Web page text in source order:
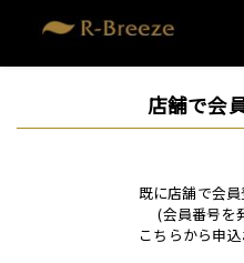
店舗で会
既に店舗で会
(会員番号を
こちらから申込